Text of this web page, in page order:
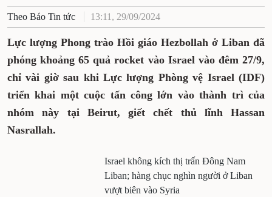
Theo Báo Tin tức 13:11, 29/09/2024
Lực lượng Phong trào Hồi giáo Hezbollah ở Liban đã
phóng khoảng 65 quả rocket vào Israel vào đêm 27/9,
chỉ vài giờ sau khi Lực lượng Phòng vệ Israel (IDF)
triển khai một cuộc tấn công lớn vào thành trì của
nhóm này tại Beirut, giết chết thủ lĩnh Hassan
Nasrallah.
Israel không kích thị trấn Đông Nam
Liban; hàng chục nghìn người ở Liban
vượt biên vào Syria